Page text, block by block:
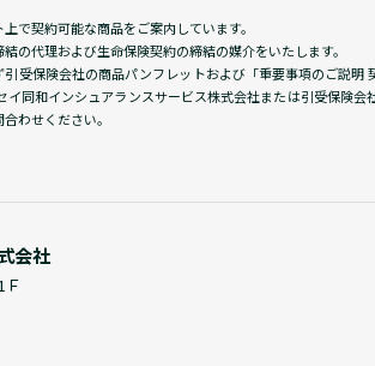
で契約可能な商品をご案内しています。
の代理および生命保険契約の締結の媒介をいたします。
受保険会社の商品パンフレットおよび「重要事項のご説
同和インシュアランスサービス株式会社または引受保険
わせください。
会社